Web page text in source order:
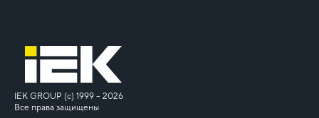
IEK GROUP (c) 1999 – 2026
Все права защищены